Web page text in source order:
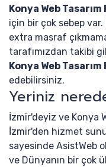
Konya Web Tasarım
için bir çok sebep
extra masraf
tarafımızdan takibi
Konya Web Tasarım
edebilirsiniz.
Yeriniz
İzmir'deyiz ve Konya
İzmir'den hizmet
sayesinde AsistWeb
ve Dünyanın bir çok